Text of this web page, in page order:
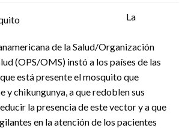
La
de la Salud/Organización
(OPS/OMS) instó a los países de las
está presente el mosquito que
y chikungunya, a que redoblen sus
la presencia de este vector y a que
en la atención de los pacientes